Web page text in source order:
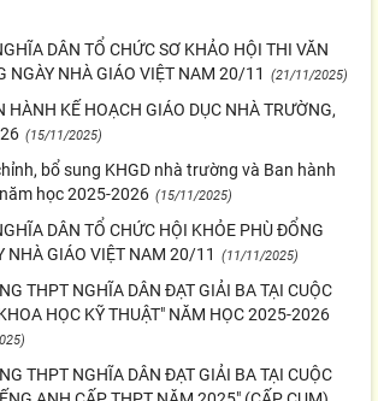
DÂN TỔ CHỨC SƠ KHẢO HỘI THI VĂN
NGÀY NHÀ GIÁO VIỆT NAM 20/11
(21/11/2025)
HÀNH KẾ HOẠCH GIÁO DỤC NHÀ TRƯỜNG,
(15/11/2025)
bổ sung KHGD nhà trường và Ban hành
học 2025-2026 (15/11/2025)
DÂN TỔ CHỨC HỘI KHỎE PHÙ ĐỔNG
NHÀ GIÁO VIỆT NAM 20/11
(11/11/2025)
THPT NGHĨA DÂN ĐẠT GIẢI BA TẠI CUỘC
HỌC KỸ THUẬT" NĂM HỌC 2025-2026
THPT NGHĨA DÂN ĐẠT GIẢI BA TẠI CUỘC